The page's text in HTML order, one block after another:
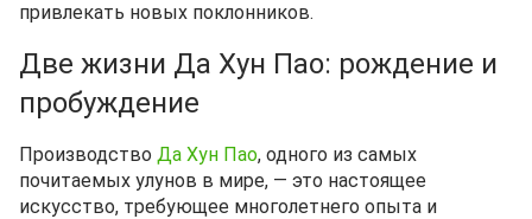
привлекать новых поклонников.
Две жизни Да Хун Пао: рождение и
пробуждение
Производство Да Хун Пао, одного из самых
почитаемых улунов в мире, — это настоящее
искусство, требующее многолетнего опыта и